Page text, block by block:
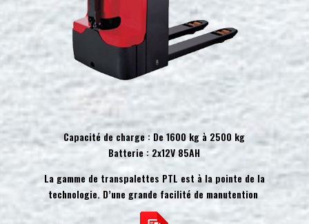
Capacité de charge : De 1600 kg à 2500 kg
Batterie : 2x12V 85AH
La gamme de transpalettes PTL est à la pointe de la
technologie. D’une grande facilité de manutention